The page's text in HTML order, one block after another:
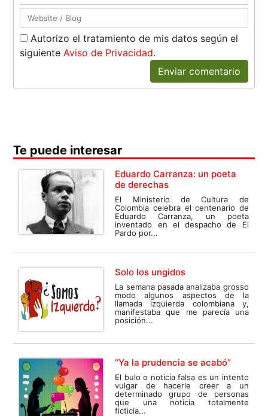
Autorizo el tratamiento de mis datos según el
siguiente Aviso de Privacidad.
Enviar comentario
Te puede interesar
Eduardo Carranza: un poeta
de derechas
El Ministerio de Cultura de
Colombia celebra el centenario de
Eduardo Carranza, un poeta
inventado en el despacho de El
Pardo por...
Solo los ungidos
La semana pasada analizaba grosso
modo algunos aspectos de la
llamada izquierda colombiana y,
manifestaba que me parecía una
posición...
“Ya la prudencia se acabó”
El bulo o noticia falsa es un intento
vulgar de hacerle creer a un
determinado grupo de personas
que una noticia totalmente
ficticia...